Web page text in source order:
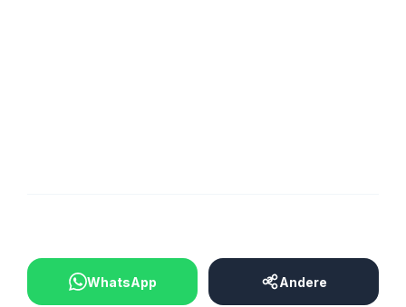
WhatsApp Andere